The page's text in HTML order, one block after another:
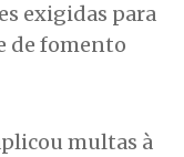
exigidas para
de fomento
multas à